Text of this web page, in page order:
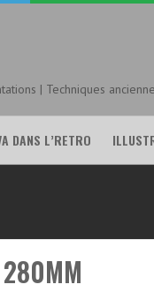
| Techniques
DANS L’RETRO
280MM